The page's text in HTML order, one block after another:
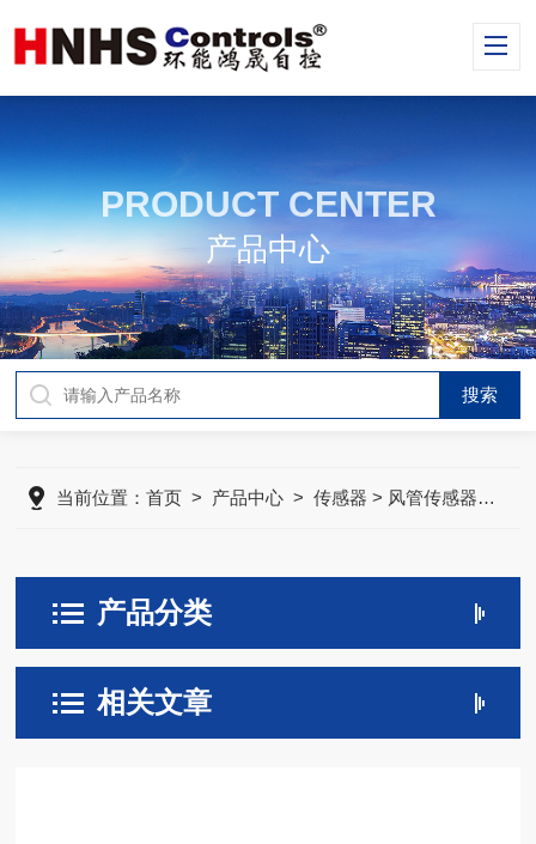
PRODUCT CENTER
产品中心
当前位置：首页 > 产品中心 >传感器 > 风管传感器/变送器
产品分类
相关文章